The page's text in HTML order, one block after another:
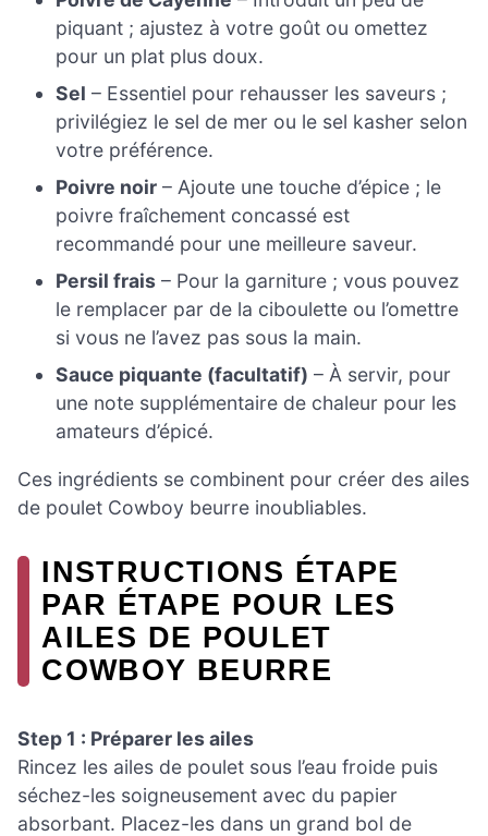
piquant ; ajustez à votre goût ou omettez
pour un plat plus doux.
Sel – Essentiel pour rehausser les saveurs ;
privilégiez le sel de mer ou le sel kasher selon
votre préférence.
Poivre noir – Ajoute une touche d’épice ; le
poivre fraîchement concassé est
recommandé pour une meilleure saveur.
Persil frais – Pour la garniture ; vous pouvez
le remplacer par de la ciboulette ou l’omettre
si vous ne l’avez pas sous la main.
Sauce piquante (facultatif) – À servir, pour
une note supplémentaire de chaleur pour les
amateurs d’épicé.
Ces ingrédients se combinent pour créer des ailes
de poulet Cowboy beurre inoubliables.
INSTRUCTIONS ÉTAPE
PAR ÉTAPE POUR LES
AILES DE POULET
COWBOY BEURRE
Step 1 : Préparer les ailes
Rincez les ailes de poulet sous l’eau froide puis
séchez-les soigneusement avec du papier
absorbant. Placez-les dans un grand bol de